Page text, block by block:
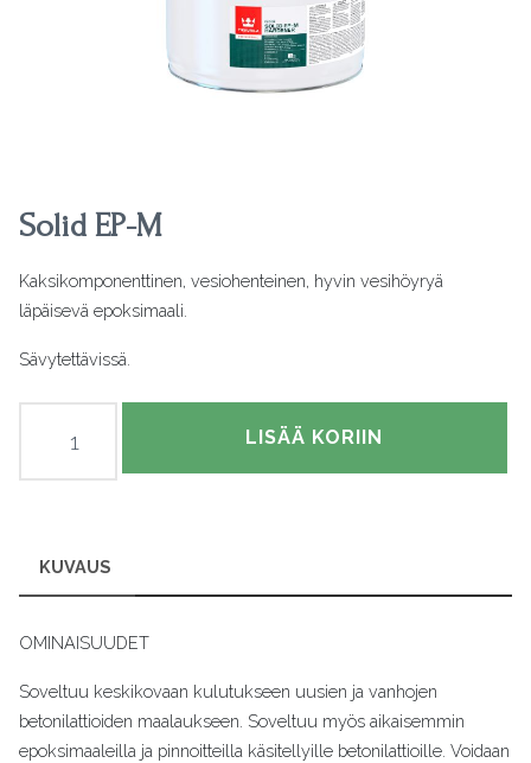
Solid EP-M
Kaksikomponenttinen, vesiohenteinen, hyvin vesihöyryä
läpäisevä epoksimaali.
Sävytettävissä.
M
LISÄÄ KORIIN
KUVAUS
OMINAISUUDET
Soveltuu keskikovaan kulutukseen uusien ja vanhojen
betonilattioiden maalaukseen. Soveltuu myös aikaisemmin
epoksimaaleilla ja pinnoitteilla käsitellyille betonilattioille. Voidaan